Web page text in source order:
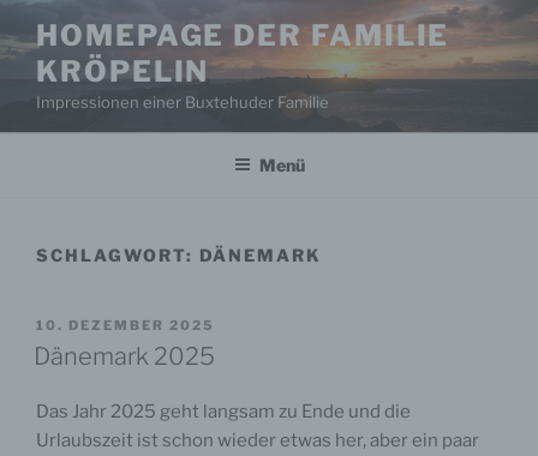
Inhalt
springen
HOMEPAGE DER FAMILIE
KRÖPELIN
Impressionen einer Buxtehuder Familie
Menü
SCHLAGWORT: DÄNEMARK
VERÖFFENTLICHT
AM
10. DEZEMBER 2025
Dänemark 2025
Das Jahr 2025 geht langsam zu Ende und die
Urlaubszeit ist schon wieder etwas her, aber ein paar